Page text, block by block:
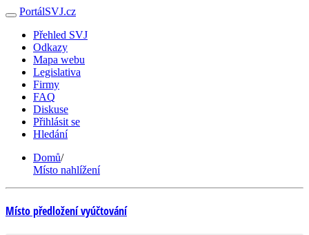
PortálSVJ.cz
Přehled SVJ
Odkazy
Mapa webu
Legislativa
Firmy
FAQ
Diskuse
Přihlásit se
Hledání
Domů/
Místo nahlížení
Místo předložení vyúčtování